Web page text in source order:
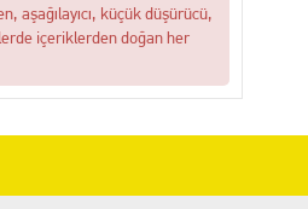
aşağılayıcı, küçük düşürücü,
içeriklerden doğan her